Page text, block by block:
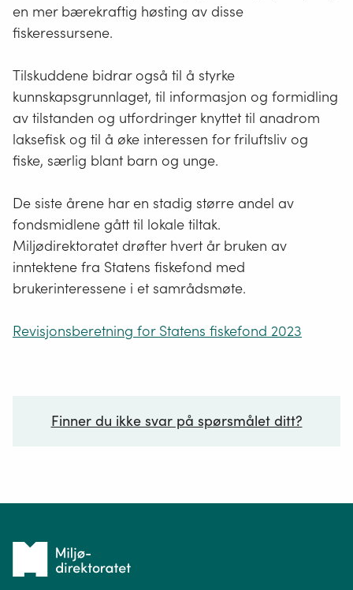
en mer bærekraftig høsting av disse
fiskeressursene.
Tilskuddene bidrar også til å styrke
kunnskapsgrunnlaget, til informasjon og formidling
av tilstanden og utfordringer knyttet til anadrom
laksefisk og til å øke interessen for friluftsliv og
fiske, særlig blant barn og unge.
De siste årene har en stadig større andel av
fondsmidlene gått til lokale tiltak.
Miljødirektoratet drøfter hvert år bruken av
inntektene fra Statens fiskefond med
brukerinteressene i et samrådsmøte.
Revisjonsberetning for Statens fiskefond 2023
Finner du ikke svar på spørsmålet ditt?
Tilbake